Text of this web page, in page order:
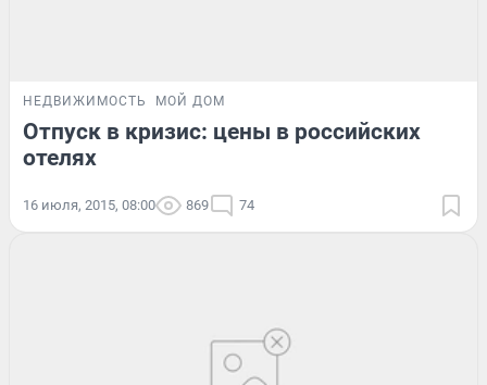
НЕДВИЖИМОСТЬ МОЙ ДОМ
Отпуск в кризис: цены в российских
отелях
16 июля, 2015, 08:00 869 74